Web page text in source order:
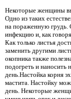
Некоторые женщины
Одно из таких
на пораженную грудь.
инфекцию и, как
Как только листья
заменить другими
окопника также
подогреть и наносить
день.Настойка корня
мастита. Настойку
день. Некоторые